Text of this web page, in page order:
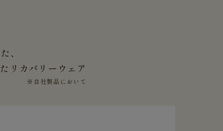
、
リカバリーウェア
※自社製品において